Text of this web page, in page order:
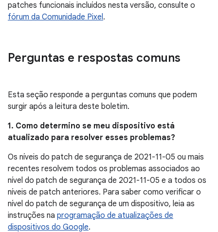
patches funcionais incluídos nesta versão, consulte o
fórum da Comunidade Pixel.
Perguntas e respostas comuns
Esta seção responde a perguntas comuns que podem
surgir após a leitura deste boletim.
1. Como determino se meu dispositivo está
atualizado para resolver esses problemas?
Os níveis do patch de segurança de 2021-11-05 ou mais
recentes resolvem todos os problemas associados ao
nível do patch de segurança de 2021-11-05 e a todos os
níveis de patch anteriores. Para saber como verificar o
nível do patch de segurança de um dispositivo, leia as
instruções na programação de atualizações de
dispositivos do Google.